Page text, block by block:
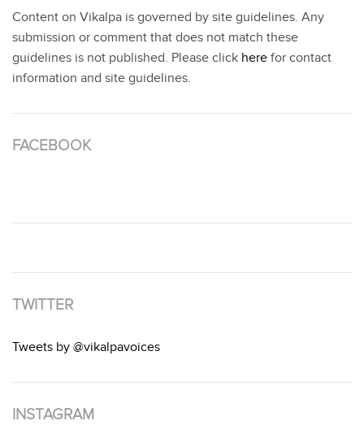
Content on Vikalpa is governed by site guidelines. Any
submission or comment that does not match these
guidelines is not published. Please click here for contact
information and site guidelines.
FACEBOOK
TWITTER
Tweets by @vikalpavoices
INSTAGRAM